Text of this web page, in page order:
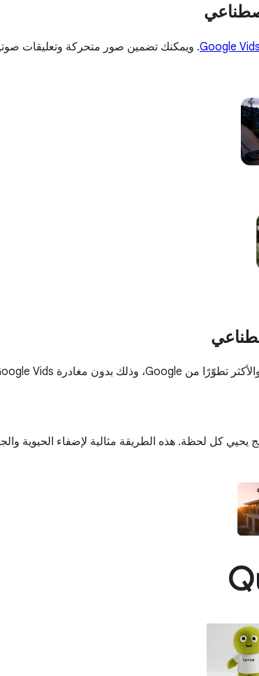
Google Vids. ويمكنك تضمين صور متحركة وتعليقات
كل لحظة. هذه الطريقة مثالية لإضفاء الحيوية